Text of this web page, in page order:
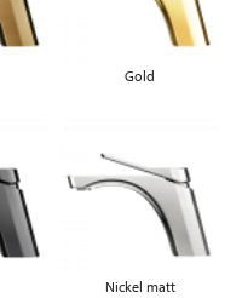
Gold
Nickel matt